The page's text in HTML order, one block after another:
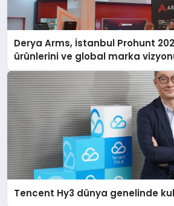
Derya Arms, İstanbul Prohunt
ürünlerini ve global marka
Tencent Hy3 dünya genelinde